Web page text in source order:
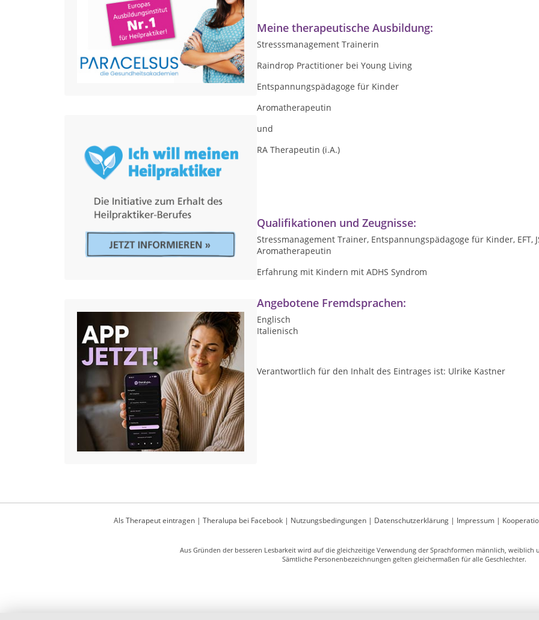
Meine therapeutische Ausbildung:
Stresssmanagement Trainerin
Raindrop Practitioner bei Young Living
Entspannungspädagoge für Kinder
Aromatherapeutin
und
RA Therapeutin (i.A.)
Qualifikationen und Zeugnisse:
Stressmanagement Trainer, Entspannungspädagoge für Kinder, EFT,
Aromatherapeutin
Erfahrung mit Kindern mit ADHS Syndrom
Angebotene Fremdsprachen:
Englisch
Italienisch
Verantwortlich für den Inhalt des Eintrages ist: Ulrike Kastner
Als Therapeut eintragen| Theralupa bei Facebook| Nutzungsbedingungen| Datenschutzerklärung| Impressum|
Aus Gründen der besseren Lesbarkeit wird auf die gleichzeitige Verwendung der Sprachformen männlich, weiblich
Sämtliche Personenbezeichnungen gelten gleichermaßen für alle Geschlechter.